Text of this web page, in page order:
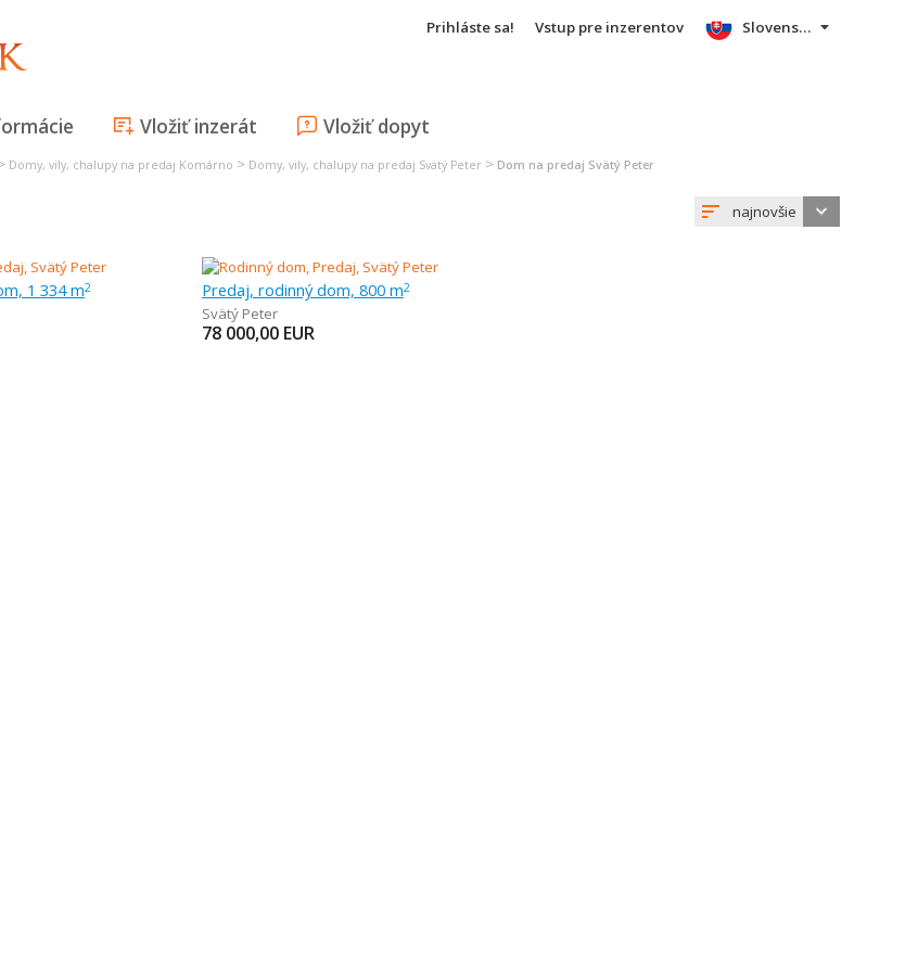
Prihláste sa! Vstup pre inzerentov
Vložiť inzerát Vložiť dopyt
Slovensky
Domy, vily, chalupy na predaj Komárno > Domy, vily, chalupy na predaj Svätý Peter > Dom na predaj Svätý Peter
najnovšie
1 334 m2 Predaj, rodinný dom, 800 m2
Svätý Peter
78 000,00 EUR